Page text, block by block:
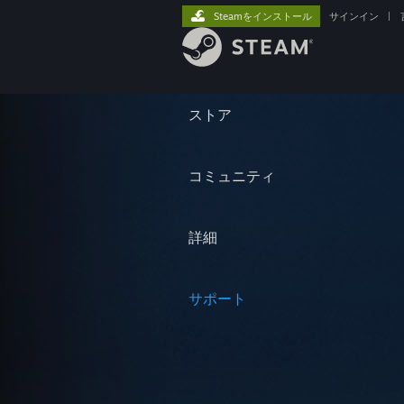
ストア
コミュニティ
詳細
サポート
Steamをインストール サインイン